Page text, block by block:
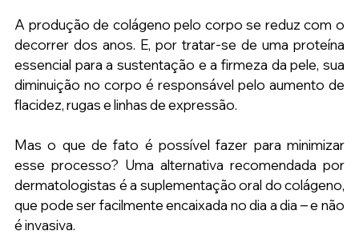
A produção de colágeno pelo corpo se reduz com o
decorrer dos anos. E, por tratar-se de uma proteína
essencial para a sustentação e a firmeza da pele, sua
diminuição no corpo é responsável pelo aumento de
flacidez, rugas e linhas de expressão.
Mas o que de fato é possível fazer para minimizar
esse processo? Uma alternativa recomendada por
dermatologistas é a suplementação oral do colágeno,
que pode ser facilmente encaixada no dia a dia – e não
é invasiva.